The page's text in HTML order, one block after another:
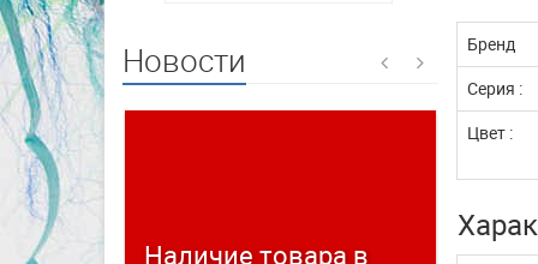
Новости
Наличие товара в
Бренд
Серия :
Цвет :